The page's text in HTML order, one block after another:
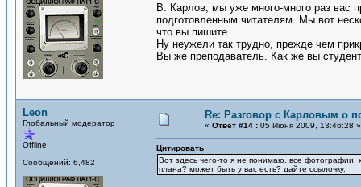
В. Карлов, мы уже много-много раз вас
подготовленным читателям. Мы вот
что вы пишите.
Ну неужели так трудно, прежде чем
Вы же преподаватель. Как же вы
Leon
Глобальный модератор
Offline
Сообщений: 6,482
Re: Разговор с Карловым о
« Ответ #14 : 05 Июня 2009, 13:46:28 »
Цитировать
Вот здесь чего-то я не понимаю. все фотографии,
плана? может быть у вас есть? дайте ссылочку.